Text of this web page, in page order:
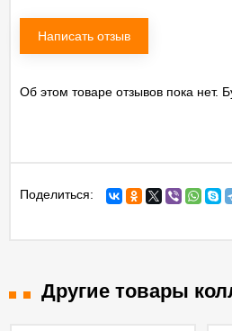
Написать отзыв
Об этом товаре отзывов пока нет.
Поделиться:
Другие товары